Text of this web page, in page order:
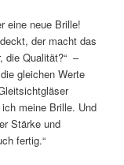
eine neue Brille!
der macht das
die Qualität?“ –
gleichen Werte
meine Brille. Und
Stärke und
fertig.“